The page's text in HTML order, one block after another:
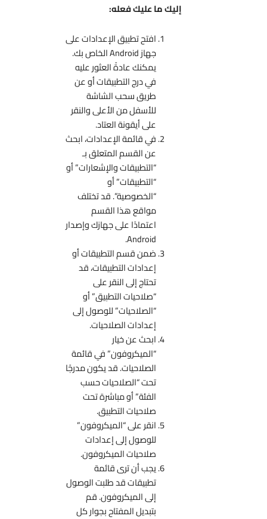
إليك ما عليك فعله:
افتح تطبيق الإعدادات على
جهاز Android الخاص بك.
يمكنك عادةً العثور عليه
في درج التطبيقات أو عن
طريق سحب الشاشة
للأسفل من الأعلى والنقر
على أيقونة العتاد.
في قائمة الإعدادات، ابحث
عن القسم المتعلق بـ
“التطبيقات والإشعارات” أو
“التطبيقات” أو
“الخصوصية”. قد تختلف
مواقع هذا القسم
اعتمادًا على جهازك وإصدار
Android.
ضمن قسم التطبيقات أو
إعدادات التطبيقات، قد
تحتاج إلى النقر على
“صلاحيات التطبيق” أو
“الصلاحيات” للوصول إلى
إعدادات الصلاحيات.
ابحث عن خيار
“الميكروفون” في قائمة
الصلاحيات. قد يكون مدرجًا
تحت “الصلاحيات حسب
الفئة” أو مباشرة تحت
صلاحيات التطبيق.
انقر على “الميكروفون”
للوصول إلى إعدادات
صلاحيات الميكروفون.
يجب أن ترى قائمة
تطبيقات قد طلبت الوصول
إلى الميكروفون. قم
بتبديل المفتاح بجوار كل